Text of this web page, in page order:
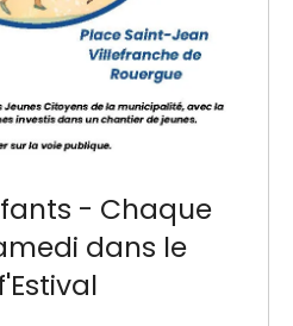
- Chaque
dans le